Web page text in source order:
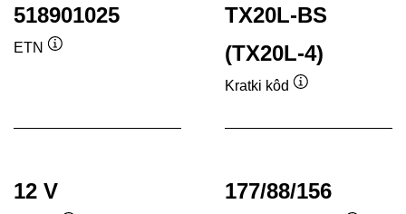
518901025
ETN
TX20L-BS
(TX20L-4)
Kratki kôd
12 V 177/88/156